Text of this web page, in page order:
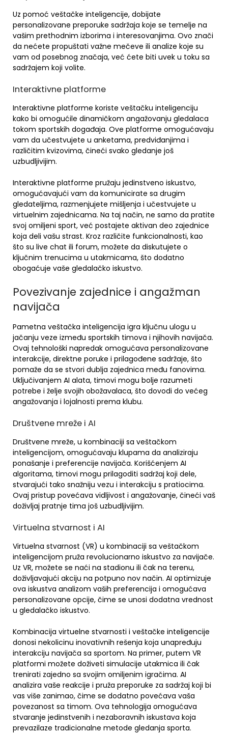
Uz pomoć veštačke inteligencije, dobijate
personalizovane preporuke sadržaja koje se temelje na
vašim prethodnim izborima i interesovanjima. Ovo znači
da nećete propuštati važne mečeve ili analize koje su
vam od posebnog značaja, već ćete biti uvek u toku sa
sadržajem koji volite.
Interaktivne platforme
Interaktivne platforme koriste veštačku inteligenciju
kako bi omogućile dinamičkom angažovanju gledalaca
tokom sportskih događaja. Ove platforme omogućavaju
vam da učestvujete u anketama, predviđanjima i
različitim kvizovima, čineći svako gledanje još
uzbudljivijim.
Interaktivne platforme pružaju jedinstveno iskustvo,
omogućavajući vam da komunicirate sa drugim
gledateljima, razmenjujete mišljenja i učestvujete u
virtuelnim zajednicama. Na taj način, ne samo da pratite
svoj omiljeni sport, već postajete aktivan deo zajednice
koja deli vašu strast. Kroz različite funkcionalnosti, kao
što su live chat ili forum, možete da diskutujete o
ključnim trenucima u utakmicama, što dodatno
obogaćuje vaše gledalačko iskustvo.
Povezivanje zajednice i angažman
navijača
Pametna veštačka inteligencija igra ključnu ulogu u
jačanju veze između sportskih timova i njihovih navijača.
Ovaj tehnološki napredak omogućava personalizovane
interakcije, direktne poruke i prilagođene sadržaje, što
pomaže da se stvori dublja zajednica među fanovima.
Uključivanjem AI alata, timovi mogu bolje razumeti
potrebe i želje svojih obožavalaca, što dovodi do većeg
angažovanja i lojalnosti prema klubu.
Društvene mreže i AI
Društvene mreže, u kombinaciji sa veštačkom
inteligencijom, omogućavaju klupama da analiziraju
ponašanje i preferencije navijača. Korišćenjem AI
algoritama, timovi mogu prilagoditi sadržaj koji dele,
stvarajući tako snažniju vezu i interakciju s pratiocima.
Ovaj pristup povećava vidljivost i angažovanje, čineći vaš
doživljaj pratnje tima još uzbudljivijim.
Virtuelna stvarnost i AI
Virtuelna stvarnost (VR) u kombinaciji sa veštačkom
inteligencijom pruža revolucionarno iskustvo za navijače.
Uz VR, možete se naći na stadionu ili čak na terenu,
doživljavajući akciju na potpuno nov način. AI optimizuje
ova iskustva analizom vaših preferencija i omogućava
personalizovane opcije, čime se unosi dodatna vrednost
u gledalačko iskustvo.
Kombinacija virtuelne stvarnosti i veštačke inteligencije
donosi nekolicinu inovativnih rešenja koja unapređuju
interakciju navijača sa sportom. Na primer, putem VR
platformi možete doživeti simulacije utakmica ili čak
trenirati zajedno sa svojim omiljenim igračima. AI
analizira vaše reakcije i pruža preporuke za sadržaj koji bi
vas više zanimao, čime se dodatno povećava vaša
povezanost sa timom. Ova tehnologija omogućava
stvaranje jedinstvenih i nezaboravnih iskustava koja
prevazilaze tradicionalne metode gledanja sporta.